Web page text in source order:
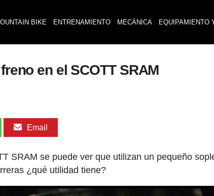
BIKE ENTRENAMIENTO MECÁNICA EQUIPAMIENTO
en el SCOTT SRAM
Email
SRAM se puede ver que utilizan un pequeño
¿qué utilidad tiene?